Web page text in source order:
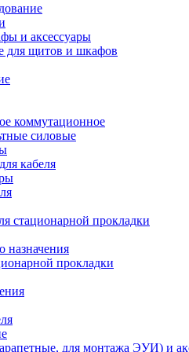
и аксессуары
для щитов и шкафов
коммутационное
силовые
кабеля
стационарной прокладки
назначения
прокладки
для монтажа ЭУИ) и